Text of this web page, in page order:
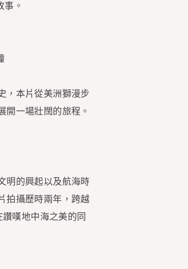
。
，本片從美洲獅漫步
一場壯闊的旅程。
明的興起以及航海時
拍攝歷時兩年，跨越
嘆地中海之美的同